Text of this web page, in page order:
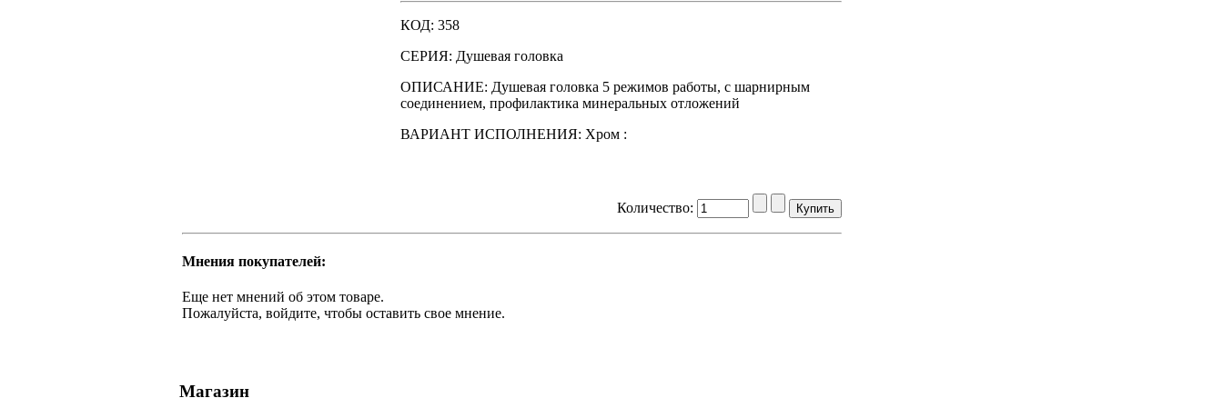
КОД: 358
СЕРИЯ: Душевая головка
ОПИСАНИЕ: Душевая головка 5 режимов работы, с шарнирным
соединением, профилактика минеральных отложений
ВАРИАНТ ИСПОЛНЕНИЯ: Xpoм :
Количество:
Мнения покупателей:
Еще нет мнений об этом товаре.
Пожалуйста, войдите, чтобы оставить свое мнение.
Магазин